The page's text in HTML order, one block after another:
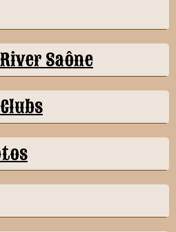
Saône